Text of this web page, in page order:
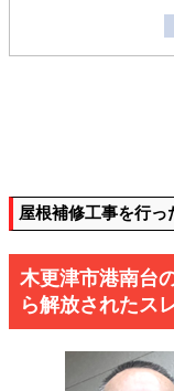
屋根補修工事を行っ
木更津市港南台
ら解放されたス